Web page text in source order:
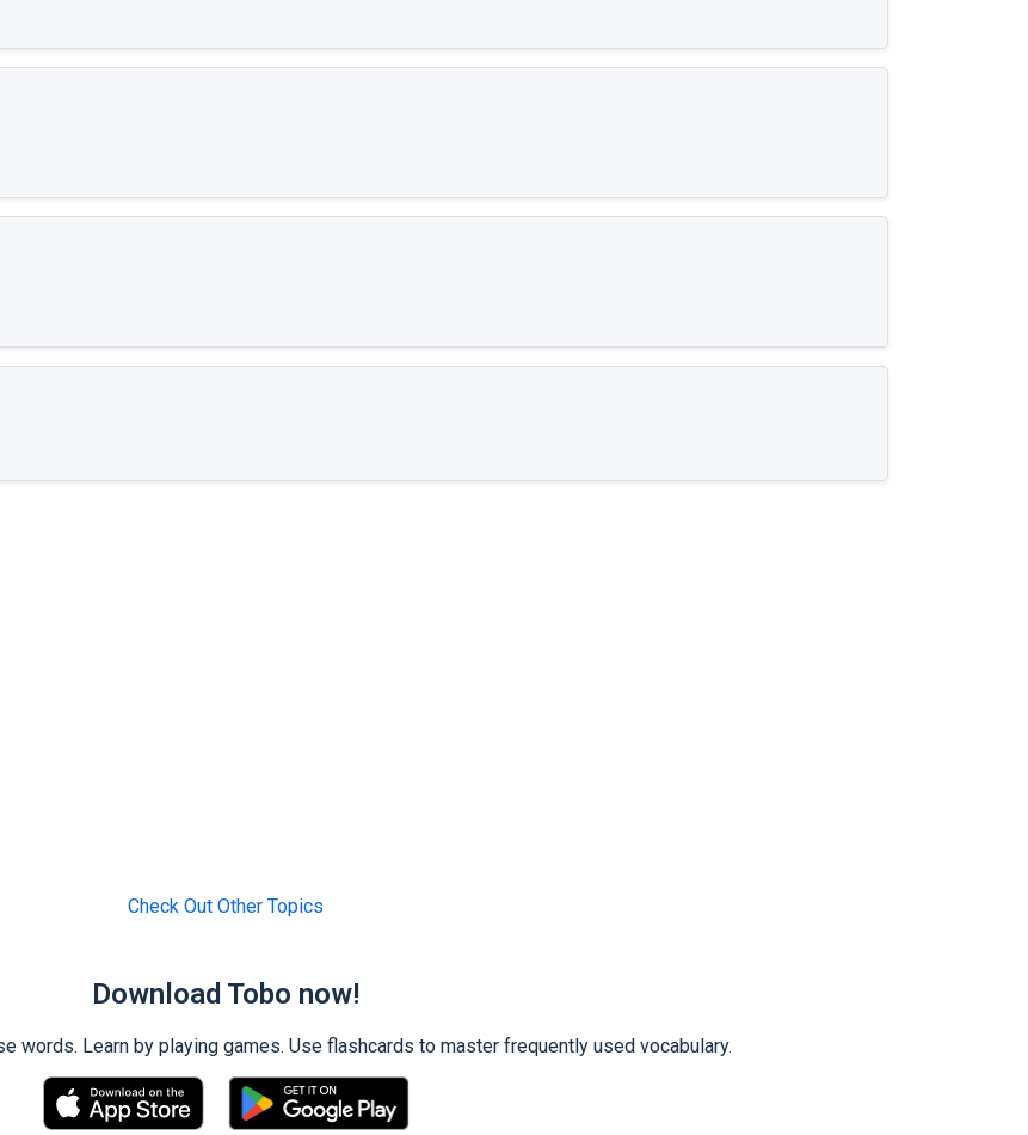
Check Out Other Topics
Download Tobo now!
words. Learn by playing games. Use flashcards to master frequently used vocabulary.